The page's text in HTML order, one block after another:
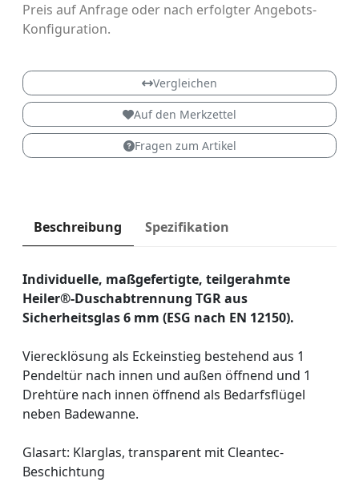
Preis auf Anfrage oder nach erfolgter Angebots-
Konfiguration.
Vergleichen
Auf den Merkzettel
Fragen zum Artikel
Beschreibung Spezifikation
Individuelle, maßgefertigte, teilgerahmte
Heiler®-Duschabtrennung TGR aus
Sicherheitsglas 6 mm (ESG nach EN 12150).
Vierecklösung als Eckeinstieg bestehend aus 1
Pendeltür nach innen und außen öffnend und 1
Drehtüre nach innen öffnend als Bedarfsflügel
neben Badewanne.
Glasart: Klarglas, transparent mit Cleantec-
Beschichtung